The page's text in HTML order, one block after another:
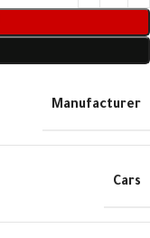
Manufacturer
Cars